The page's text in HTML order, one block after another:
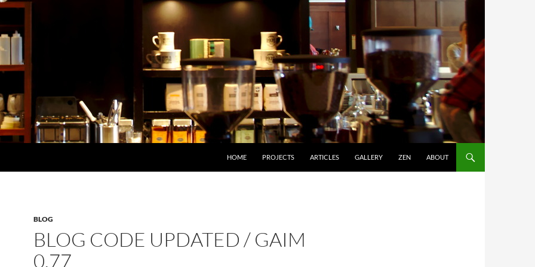
HOME PROJECTS ARTICLES GALLERY ZEN ABOUT
BLOG
BLOG CODE UPDATED / GAIM
0.77